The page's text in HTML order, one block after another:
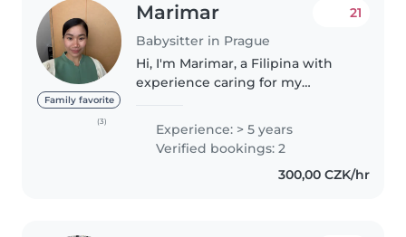
Family favorite
(3)
Marimar
Babysitter in Prague
21
Hi, I'm Marimar, a Filipina with
experience caring for my
nieces/nephews. I've taught high
school and ESL. I'm patient,
caring, and excited to bring joy
Experience: > 5 years
Verified bookings: 2
300,00 CZK/hr